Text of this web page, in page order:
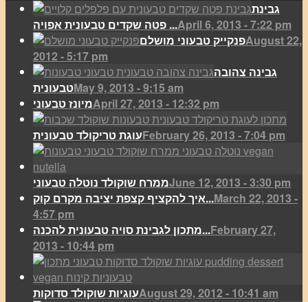
גבינת
פטה שקדים טבעונית אפויה ...April 6, 2013 - 7:22 pm
פנקייק טבעוני מושלםAugust 22,
2012 - 5:17 pm
גבינה צהובה
טבעוניתMay 9, 2013 - 9:15 am
מיונז טבעוניApril 27, 2013 - 12:32 pm
עוגת טריקולד טבעוניתFebruary 26, 2013 - 7:04 pm
ממרח שוקולד נוטלה טבעוניJune 12, 2013 - 3:30 pm
איך להקציף קצפת יציבה מקרם קוק...March 22, 2013 -
4:57 pm
מתכון לגבינת סויה טבעונית להכנה...February 27,
2013 - 10:44 pm
עוגיות שוקולד סדוקותAugust 29, 2012 - 10:41 am